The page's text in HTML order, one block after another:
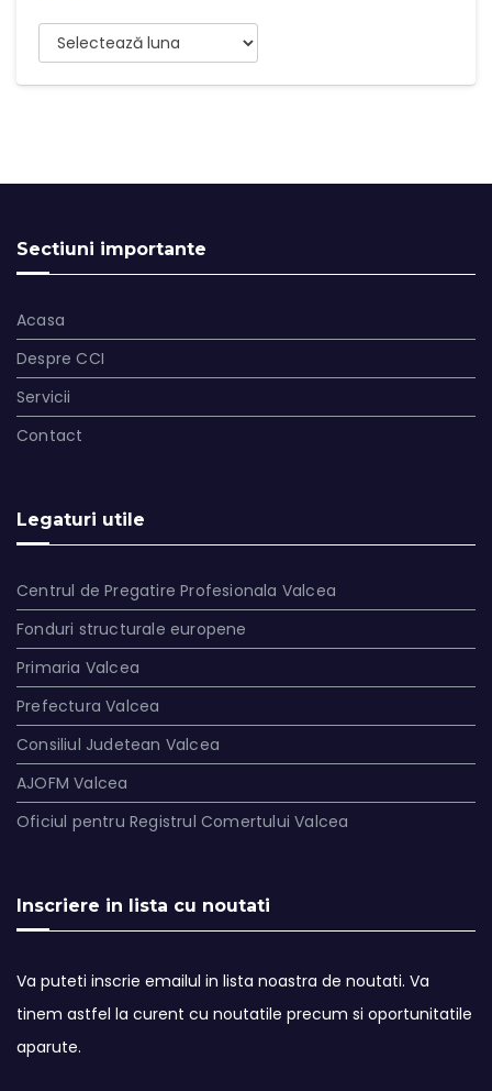
Arhive
Sectiuni importante
Acasa
Despre CCI
Servicii
Contact
Legaturi utile
Centrul de Pregatire Profesionala Valcea
Fonduri structurale europene
Primaria Valcea
Prefectura Valcea
Consiliul Judetean Valcea
AJOFM Valcea
Oficiul pentru Registrul Comertului Valcea
Inscriere in lista cu noutati
Va puteti inscrie emailul in lista noastra de noutati. Va
tinem astfel la curent cu noutatile precum si oportunitatile
aparute.